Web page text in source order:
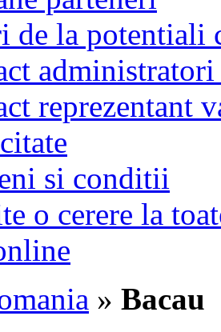
de la potentiali
reprezentant
si conditii
o cerere la
» Bacau